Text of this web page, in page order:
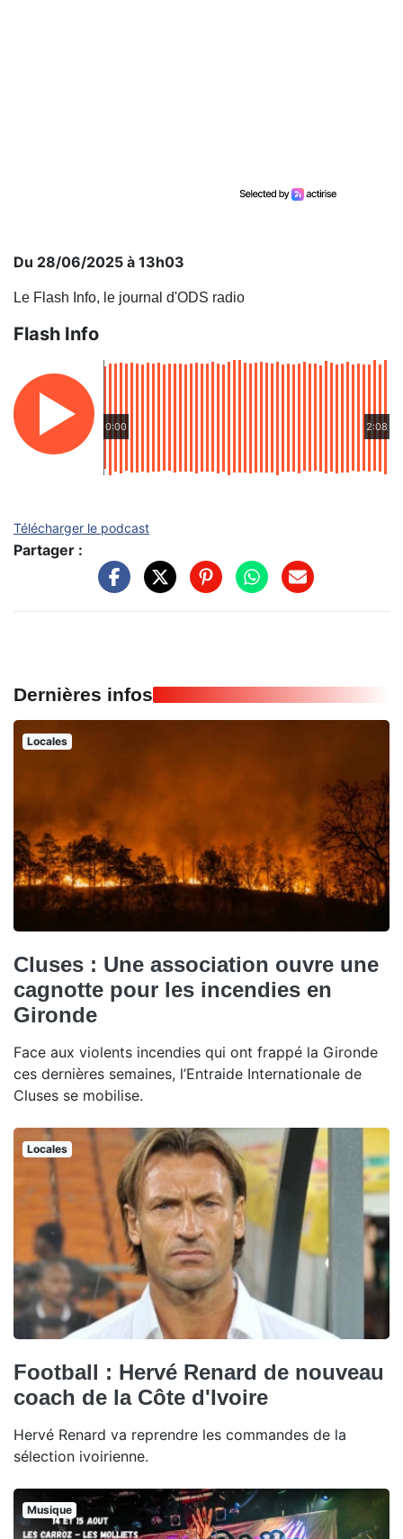
Du 28/06/2025 à 13h03
Le Flash Info, le journal d'ODS radio
Flash Info
0:00 2:08
Télécharger le podcast
Partager :
Dernières infos
Locales
Cluses : Une association ouvre une
cagnotte pour les incendies en
Gironde
Face aux violents incendies qui ont frappé la Gironde
ces dernières semaines, l’Entraide Internationale de
Cluses se mobilise.
Locales
Football : Hervé Renard de nouveau
coach de la Côte d'Ivoire
Hervé Renard va reprendre les commandes de la
sélection ivoirienne.
Musique